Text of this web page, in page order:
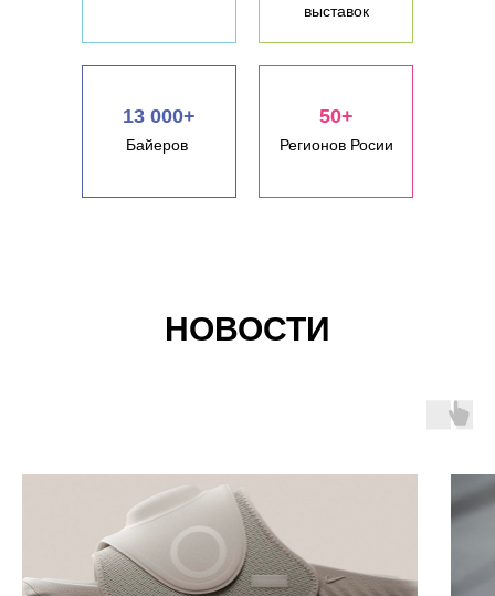
выставок
13 000+
Байеров
50+
Регионов Росии
НОВОСТИ